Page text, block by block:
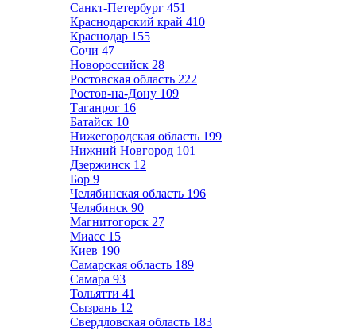
Санкт-Петербург 451
Краснодарский край 410
Краснодар 155
Сочи 47
Новороссийск 28
Ростовская область 222
Ростов-на-Дону 109
Таганрог 16
Батайск 10
Нижегородская область 199
Нижний Новгород 101
Дзержинск 12
Бор 9
Челябинская область 196
Челябинск 90
Магнитогорск 27
Миасс 15
Киев 190
Самарская область 189
Самара 93
Тольятти 41
Сызрань 12
Свердловская область 183